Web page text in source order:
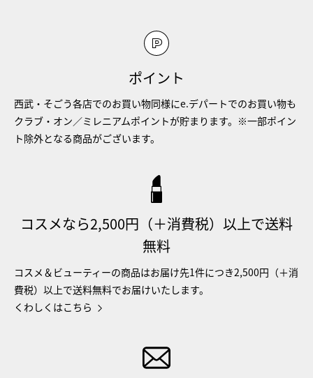
ポイント
西武・そごう各店でのお買い物同様にe.デパートでのお買い物も
クラブ・オン／ミレニアムポイントが貯まります。※一部ポイン
ト除外となる商品がございます。
コスメなら2,500円（＋消費税）以上で送料
無料
コスメ＆ビューティーの商品はお届け先1件につき2,500円（＋消
費税）以上で送料無料でお届けいたします。
くわしくはこちら